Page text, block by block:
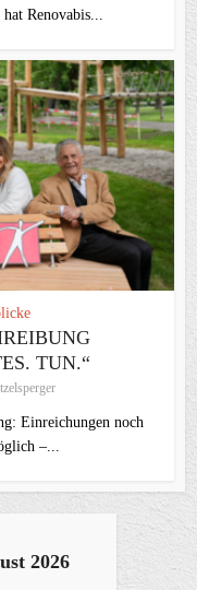
Renovabis...
TUN.“
Einreichungen noch
–...
2026